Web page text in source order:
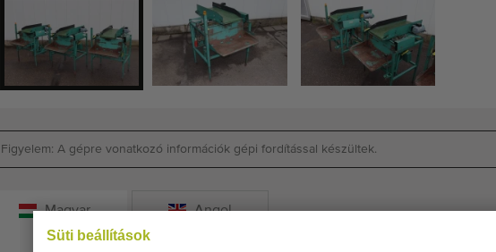
Süti beállítások
Figyelem: A gépre vonatkozó információk gépi fordítással készültek.
Magyar Angol